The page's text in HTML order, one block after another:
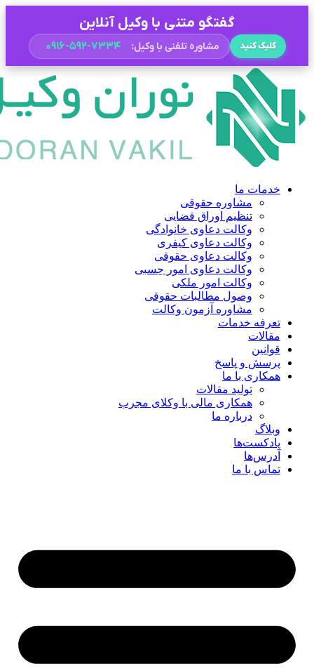
گفتگو متنی با وکیل آنلاین
کلیک کنید مشاوره تلفنی با وکیل: ۰۹۱۶-۵۹۲-۷۳۳۴
خدمات ما
مشاوره حقوقی
تنظیم اوراق قضایی
وکالت دعاوی خانوادگی
وکالت دعاوی کیفری
وکالت دعاوی حقوقی
وکالت دعاوی امور حِسبی
وکالت امور ملکی
وصول مطالبات حقوقی
مشاوره آزمون وکالت
تعرفه خدمات
مقالات
قوانین
پرسش و پاسخ
همکاری با ما
تولید مقالات
همکاری مالی با وکلای مجرب
درباره ما
وبلاگ
پادکست‌ها
آدرس‌ها
تماس با ما